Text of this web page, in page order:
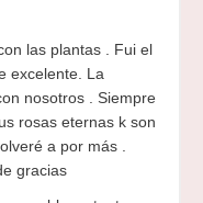
las plantas . Fui el
excelente. La
nosotros . Siempre
rosas eternas k son
a por más .
gracias